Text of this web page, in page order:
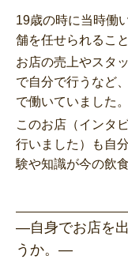
19歳の時に当時働
舗を任せられるこ
お店の売上やスタ
で自分で行うなど
で働いていました。
このお店（インタ
行いました）も自
験や知識が今の飲
―自身でお店を
うか。―